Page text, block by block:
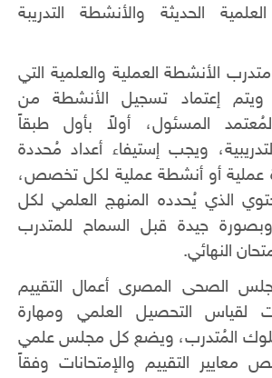
الحديثة والأنشطة التدريبة
الأنشطة العملية والعلمية التي
ويتم إعتماد تسجيل الأنشطة من
المسئول، أولاً بأول طبقاً
ويجب إستيفاء أعداد مُحددة
عملية أو أنشطة عملية لكل تخصص،
الذي يُحدده المنهج العلمي لكل
جيدة قبل السماح للمتدرب
النهائي.
الصحى المصرى أعمال التقييم
لقياس التحصيل العلمي ومهارة
المُتدرب، ويضع كل مجلس علمي
التقييم والإمتحانات وفقاً